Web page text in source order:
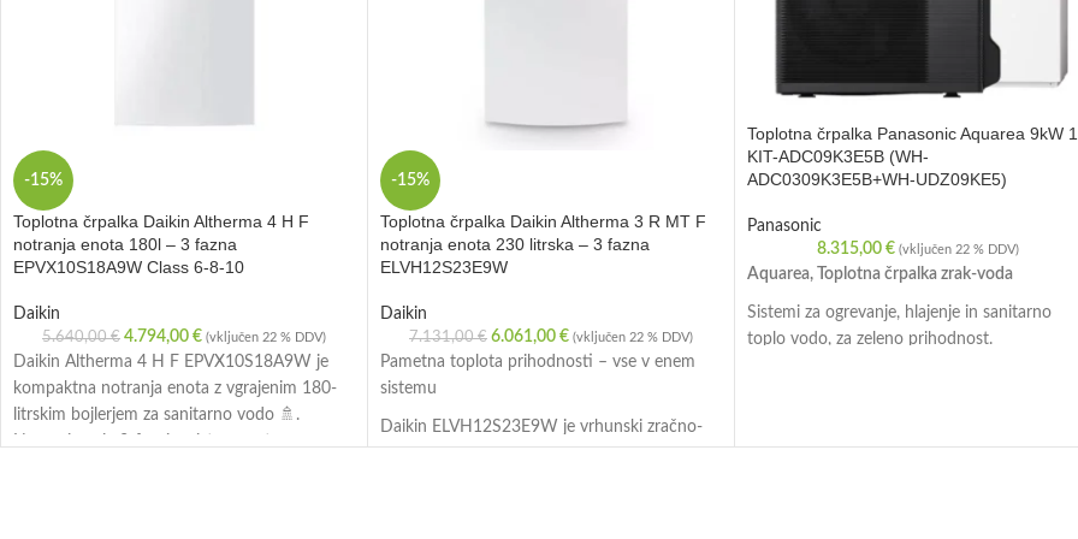
-15%
Toplotna črpalka Daikin Altherma 4 H F
notranja enota 180l – 3 fazna
EPVX10S18A9W Class 6-8-10
Daikin
5.640,00€ 4.794,00 € (vključen 22 % DDV)
Daikin Altherma 4 H F EPVX10S18A9W je
kompaktna notranja enota z vgrajenim 180-
litrskim bojlerjem za sanitarno vodo 🚿.
-15%
Toplotna črpalka Daikin Altherma 3 R MT F
notranja enota 230 litrska – 3 fazna
ELVH12S23E9W
Daikin
7.131,00€ 6.061,00 € (vključen 22 % DDV)
Pametna toplota prihodnosti – vse v enem
sistemu
Daikin ELVH12S23E9W je vrhunski zračno-
Toplotna črpalka Panasonic Aquarea 9kW
KIT-ADC09K3E5B (WH-
ADC0309K3E5B+WH-UDZ09KE5)
Panasonic
8.315,00 € (vključen 22 % DDV)
Aquarea, Toplotna črpalka zrak-voda
Sistemi za ogrevanje, hlajenje in sanitarno
toplo vodo, za zeleno prihodnost.
toplotne energije črpa iz zraka v prostoru,